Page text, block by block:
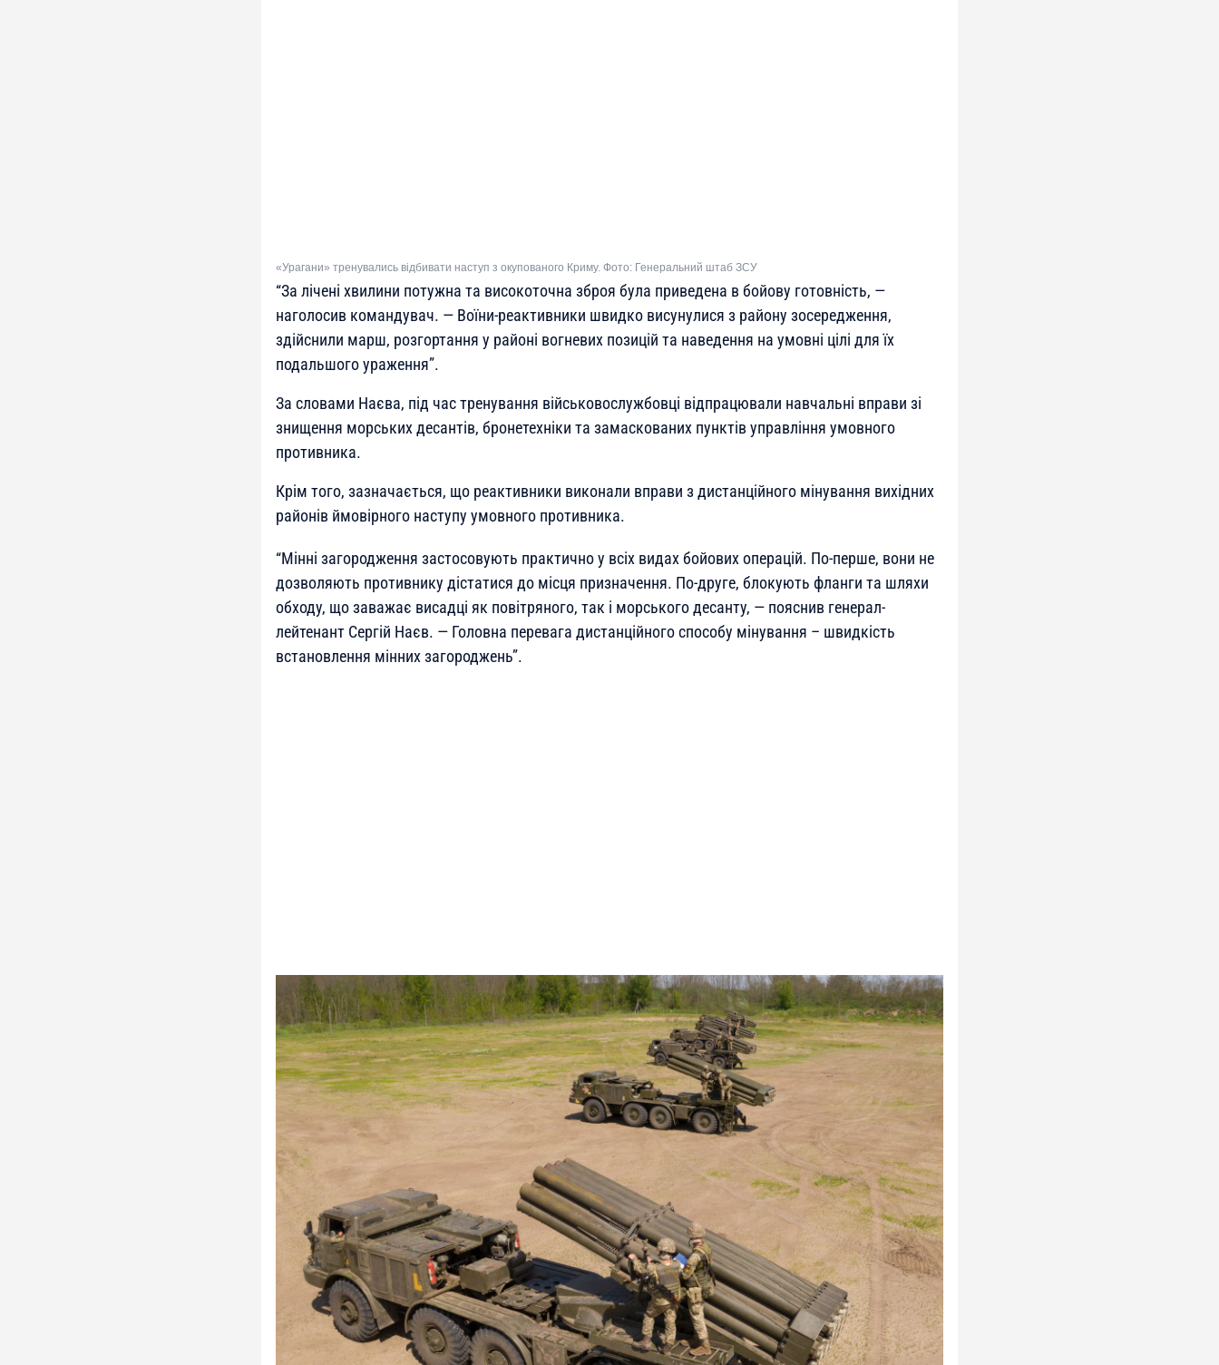
«Урагани» тренувались відбивати наступ з окупованого Криму. Фото: Генеральний штаб ЗСУ
“За лічені хвилини потужна та високоточна зброя була приведена в бойову готовність, —
наголосив командувач. — Воїни-реактивники швидко висунулися з району зосередження,
здійснили марш, розгортання у районі вогневих позицій та наведення на умовні цілі для їх
подальшого ураження”.
За словами Наєва, під час тренування військовослужбовці відпрацювали навчальні вправи зі
знищення морських десантів, бронетехніки та замаскованих пунктів управління умовного
противника.
Крім того, зазначається, що реактивники виконали вправи з дистанційного мінування вихідних
районів ймовірного наступу умовного противника.
“Мінні загородження застосовують практично у всіх видах бойових операцій. По-перше, вони не
дозволяють противнику дістатися до місця призначення. По-друге, блокують фланги та шляхи
обходу, що заважає висадці як повітряного, так і морського десанту, — пояснив генерал-
лейтенант Сергій Наєв. — Головна перевага дистанційного способу мінування – швидкість
встановлення мінних загороджень”.